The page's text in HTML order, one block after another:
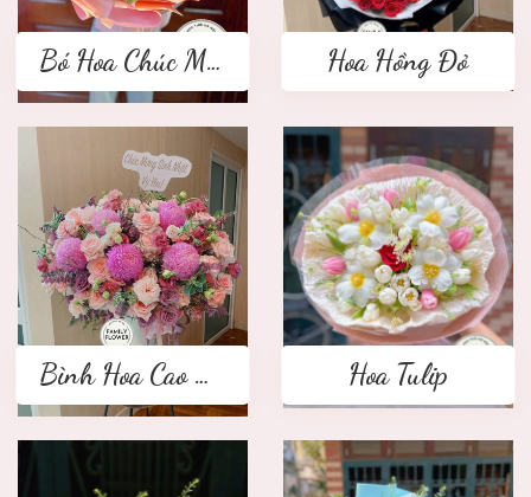
Bó Hoa Chúc Mừng Hoa Hồng Đỏ
Bình Hoa Cao Cấp Hoa Tulip